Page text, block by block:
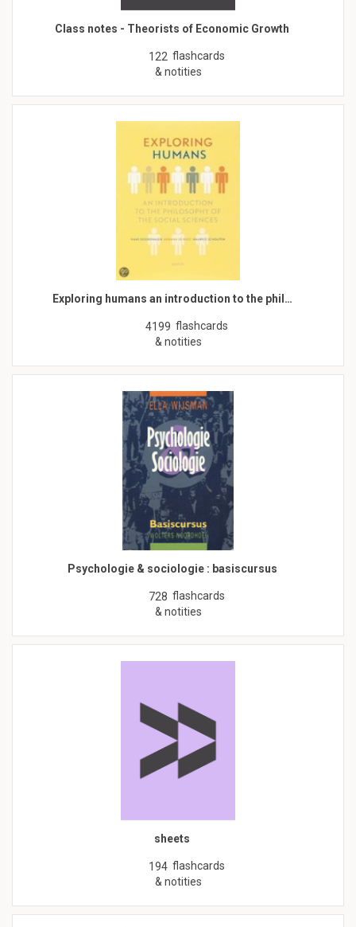
Class notes - Theorists of Economic Growth
122 flashcards
& notities
Exploring humans an introduction to the phil…
4199 flashcards
& notities
Psychologie & sociologie : basiscursus
728 flashcards
& notities
sheets
194 flashcards
& notities